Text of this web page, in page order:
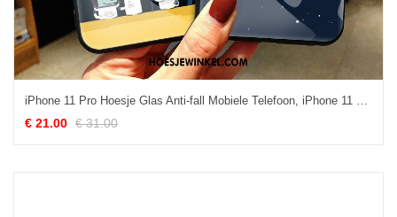
iPhone 11 Pro Hoesje Glas Anti-fall Mobiele Telefoon, iPhone 11 Pro Hoesje Mooie Blauw
€ 21.00 € 31.00